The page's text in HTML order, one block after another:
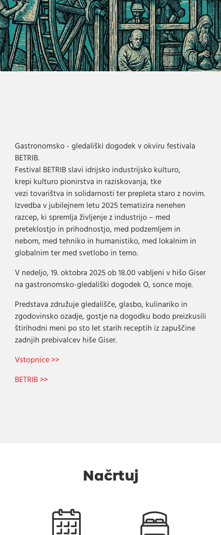
Gastronomsko - gledališki dogodek v okviru festivala
BETRIB.
Festival BETRIB slavi idrijsko industrijsko kulturo,
krepi kulturo pionirstva in raziskovanja, tke
vezi tovarištva in solidarnosti ter prepleta staro z novim.
Izvedba v jubilejnem letu 2025 tematizira nenehen
razcep, ki spremlja življenje z industrijo – med
preteklostjo in prihodnostjo, med podzemljem in
nebom, med tehniko in humanistiko, med lokalnim in
globalnim ter med svetlobo in temo.
V nedeljo, 19. oktobra 2025 ob 18.00 vabljeni v hišo Giser
na gastronomsko-gledališki dogodek O, sonce moje.
Predstava združuje gledališče, glasbo, kulinariko in
zgodovinsko ozadje, gostje na dogodku bodo preizkusili
štirihodni meni po sto let starih receptih iz zapuščine
zadnjih prebivalcev hiše Giser.
Vstopnice >>
BETRIB >>
Načrtuj